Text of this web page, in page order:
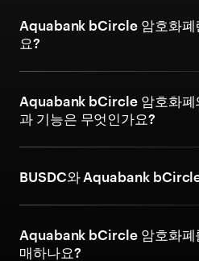
Aquabank bCircle 암호화폐
요?
Aquabank bCircle 암호화폐
과 기능은 무엇인가요?
BUSDC와 Aquabank
Aquabank bCircle 암호화폐
매하나요?